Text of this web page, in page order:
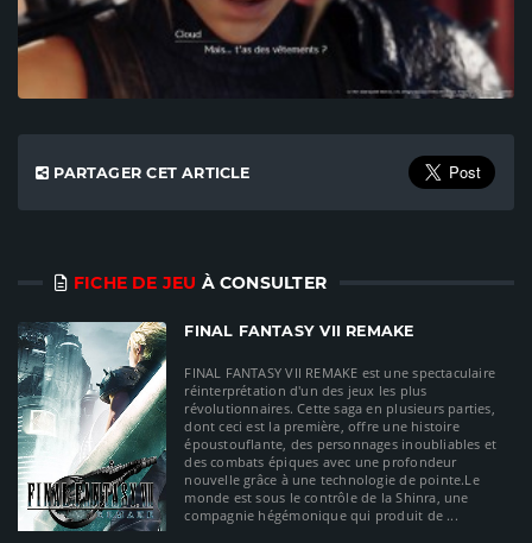
PARTAGER CET ARTICLE
FICHE DE JEU À CONSULTER
FINAL FANTASY VII REMAKE
FINAL FANTASY VII REMAKE est une spectaculaire
réinterprétation d'un des jeux les plus
révolutionnaires. Cette saga en plusieurs parties,
dont ceci est la première, offre une histoire
époustouflante, des personnages inoubliables et
des combats épiques avec une profondeur
nouvelle grâce à une technologie de pointe.Le
monde est sous le contrôle de la Shinra, une
compagnie hégémonique qui produit de ...